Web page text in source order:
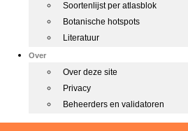
Soortenlijst per atlasblok
Botanische hotspots
Literatuur
Over
Over deze site
Privacy
Beheerders en validatoren